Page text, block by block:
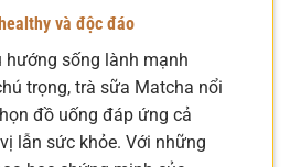
và độc đáo
hướng sống lành mạnh
trọng, trà sữa Matcha nổi
đồ uống đáp ứng cả
lẫn sức khỏe. Với những